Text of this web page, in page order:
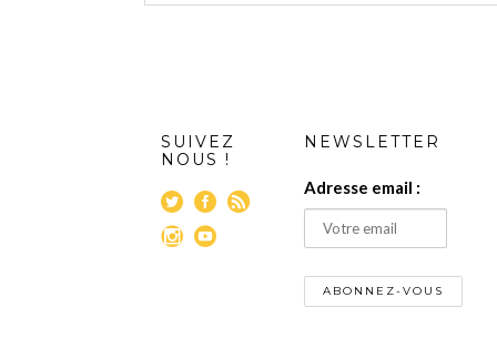
SUIVEZ
NOUS !
NEWSLETTER
Adresse email :